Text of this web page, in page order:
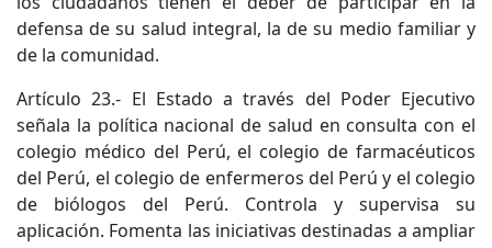
defensa de su salud integral, la de su medio familiar y
de la comunidad.
Artículo 23.- El Estado a través del Poder Ejecutivo
señala la política nacional de salud en consulta con el
colegio médico del Perú, el colegio de farmacéuticos
del Perú, el colegio de enfermeros del Perú y el colegio
de biólogos del Perú. Controla y supervisa su
aplicación. Fomenta las iniciativas destinadas a ampliar